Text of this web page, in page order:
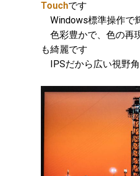
Touchです
Windows標準操作で
色彩豊かで、色の再
も綺麗です
IPSだから広い視野